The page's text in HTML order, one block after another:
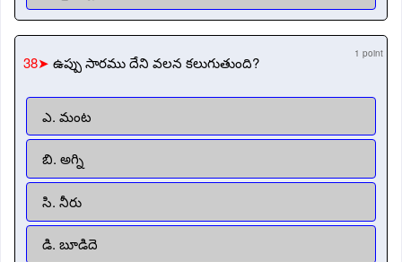
38➤ ఉప్పు సారము దేని వలన కలుగుతుంది? 1 point
ఎ. మంట
బి. అగ్ని
సి. నీరు
డి. బూడిదె